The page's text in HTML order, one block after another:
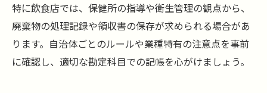
特に飲食店では、保健所の指導や衛生管理の観点から、
廃棄物の処理記録や領収書の保存が求められる場合があ
ります。自治体ごとのルールや業種特有の注意点を事前
に確認し、適切な勘定科目での記帳を心がけましょう。